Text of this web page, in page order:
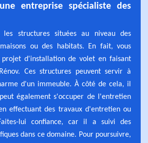
entreprise spécialiste des
les structures situées au niveau des
ou des habitats. En fait, vous
d'installation de volet en faisant
Ces structures peuvent servir à
d'un immeuble. À côté de cela, il
également s'occuper de l'entretien
effectuant des travaux d'entretien ou
lui confiance, car il a suivi des
dans ce domaine. Pour poursuivre,